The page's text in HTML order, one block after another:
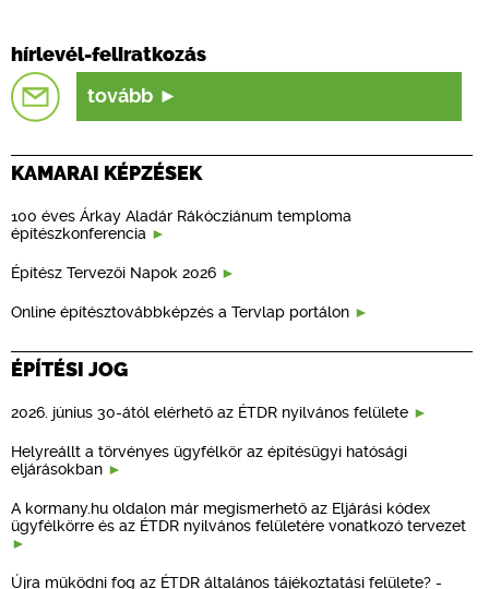
hírlevél-feliratkozás
tovább
KAMARAI KÉPZÉSEK
100 éves Árkay Aladár Rákócziánum temploma
építészkonferencia
Építész Tervezői Napok 2026
Online építésztovábbképzés a Tervlap portálon
ÉPÍTÉSI JOG
2026. június 30-ától elérhető az ÉTDR nyilvános felülete
Helyreállt a törvényes ügyfélkör az építésügyi hatósági
eljárásokban
A kormany.hu oldalon már megismerhető az Eljárási kódex
ügyfélkörre és az ÉTDR nyilvános felületére vonatkozó tervezet
Újra működni fog az ÉTDR általános tájékoztatási felülete? -